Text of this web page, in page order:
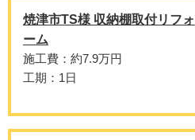
焼津市TS様 収納棚取付リフォ
ーム
施工費：約7.9万円
工期：1日